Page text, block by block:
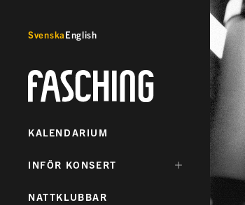
SvenskaEnglish
Fasching
KALENDARIUM
DÖLJ
INFÖR KONSERT
NATTKLUBBAR